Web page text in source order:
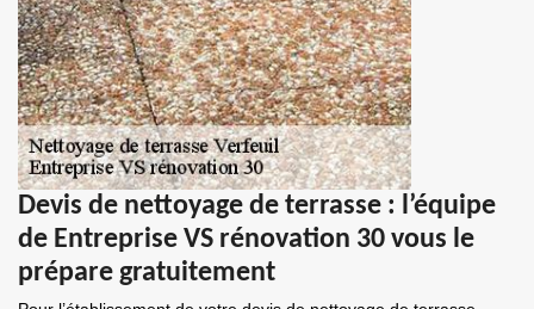
Devis de nettoyage de terrasse : l’équipe
de Entreprise VS rénovation 30 vous le
prépare gratuitement